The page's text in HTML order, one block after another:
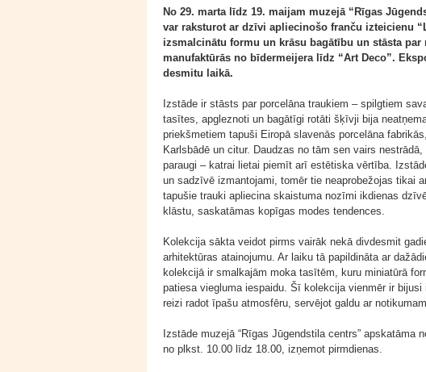
No 29. marta līdz 19. maijam muzejā “Rīgas
var raksturot ar dzīvi apliecinošo franču izteicienu
izsmalcinātu formu un krāsu bagātību un stāsta
manufaktūrās no bīdermeijera līdz “Art Deco”.
desmitu laikā.
Izstāde ir stāsts par porcelāna traukiem – spilgtiem
tasītes, apgleznoti un bagātīgi rotāti šķīvji bija
priekšmetiem tapuši Eiropā slavenās porcelāna
Karlsbādē un citur. Daudzas no tām sen vairs
paraugi – katrai lietai piemīt arī estētiska vērtība.
un sadzīvē izmantojami, tomēr tie neaprobežojas tikai
tapušie trauki apliecina skaistuma nozīmi ikdienas
klāstu, saskatāmas kopīgas modes tendences.
Kolekcija sākta veidot pirms vairāk nekā divdesmit
arhitektūras atainojumu. Ar laiku tā papildināta ar
kolekcijā ir smalkajām moka tasītēm, kuru miniatūrā
patiesa viegluma iespaidu. Šī kolekcija vienmēr ir
reizi radot īpašu atmosfēru, servējot galdu ar
Izstāde muzejā “Rīgas Jūgendstila centrs”
no plkst. 10.00 līdz 18.00, izņemot pirmdienas.